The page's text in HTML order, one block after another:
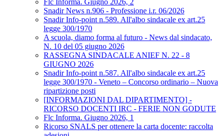
Flc Informa. Giugno 2026, 2
Snadir News n.906 - Professione i.r. 06/2026
Snadir Info-point n.589. All'albo sindacale ex art.25
legge 300/1970
A scuola, diamo forma al futuro - News dal sindacato,
N. 10 del 05 giugno 2026
RASSEGNA SINDACALE ANIEF N. 22 - 8
GIUGNO 2026
Snadir Info-point n.587. All'albo sindacale ex art.25
legge 300/1970 - Veneto – Concorso ordinario – Nuova
ripartizione posti
[INFORMAZIONI DAL DIPARTIMENTO] -
RICORSO DOCENTI IRC - FERIE NON GODUTE
Flc Informa. Giugno 2026, 1
Ricorso SNALS per ottenere la carta docente: raccolta